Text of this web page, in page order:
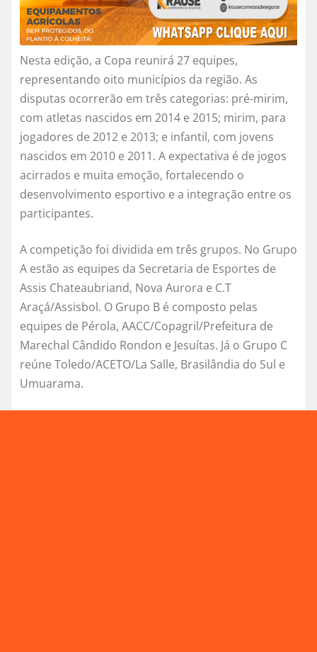
Nesta edição, a Copa reunirá 27 equipes,
representando oito municípios da região. As
disputas ocorrerão em três categorias: pré-mirim,
com atletas nascidos em 2014 e 2015; mirim, para
jogadores de 2012 e 2013; e infantil, com jovens
nascidos em 2010 e 2011. A expectativa é de jogos
acirrados e muita emoção, fortalecendo o
desenvolvimento esportivo e a integração entre os
participantes.
A competição foi dividida em três grupos. No Grupo
A estão as equipes da Secretaria de Esportes de
Assis Chateaubriand, Nova Aurora e C.T
Araçá/Assisbol. O Grupo B é composto pelas
equipes de Pérola, AACC/Copagril/Prefeitura de
Marechal Cândido Rondon e Jesuítas. Já o Grupo C
reúne Toledo/ACETO/La Salle, Brasilândia do Sul e
Umuarama.